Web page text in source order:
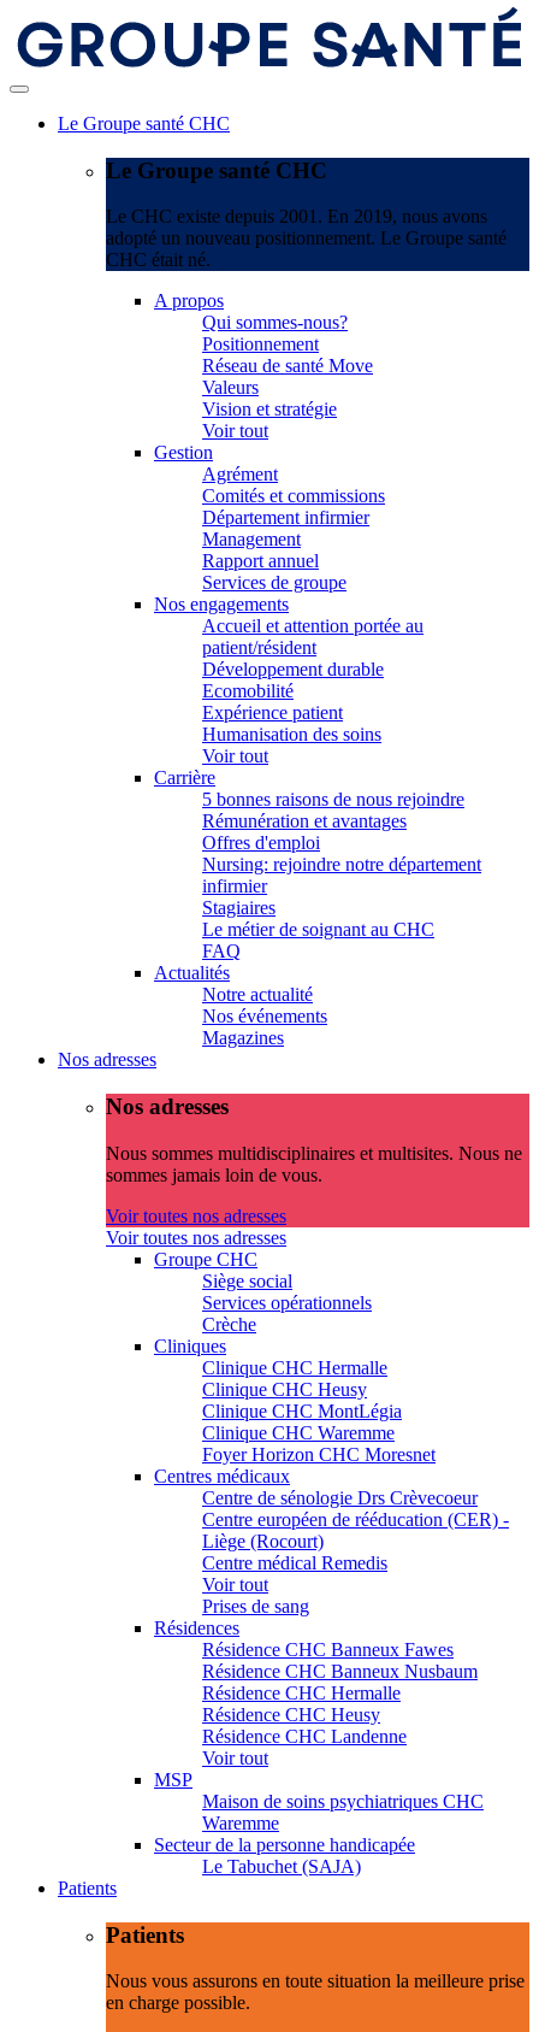
Le Groupe santé CHC
Le Groupe santé CHC
Le CHC existe depuis 2001. En 2019, nous avons
adopté un nouveau positionnement. Le Groupe santé
CHC était né.
A propos
Qui sommes-nous?
Positionnement
Réseau de santé Move
Valeurs
Vision et stratégie
Voir tout
Gestion
Agrément
Comités et commissions
Département infirmier
Management
Rapport annuel
Services de groupe
Nos engagements
Accueil et attention portée au
patient/résident
Développement durable
Ecomobilité
Expérience patient
Humanisation des soins
Voir tout
Carrière
5 bonnes raisons de nous rejoindre
Rémunération et avantages
Offres d'emploi
Nursing: rejoindre notre département
infirmier
Stagiaires
Le métier de soignant au CHC
FAQ
Actualités
Notre actualité
Nos événements
Magazines
Nos adresses
Nos adresses
Nous sommes multidisciplinaires et multisites. Nous ne
sommes jamais loin de vous.
Voir toutes nos adresses
Voir toutes nos adresses
Groupe CHC
Siège social
Services opérationnels
Crèche
Cliniques
Clinique CHC Hermalle
Clinique CHC Heusy
Clinique CHC MontLégia
Clinique CHC Waremme
Foyer Horizon CHC Moresnet
Centres médicaux
Centre de sénologie Drs Crèvecoeur
Centre européen de rééducation (CER) -
Liège (Rocourt)
Centre médical Remedis
Voir tout
Prises de sang
Résidences
Résidence CHC Banneux Fawes
Résidence CHC Banneux Nusbaum
Résidence CHC Hermalle
Résidence CHC Heusy
Résidence CHC Landenne
Voir tout
MSP
Maison de soins psychiatriques CHC
Waremme
Secteur de la personne handicapée
Le Tabuchet (SAJA)
Patients
Patients
Nous vous assurons en toute situation la meilleure prise
en charge possible.